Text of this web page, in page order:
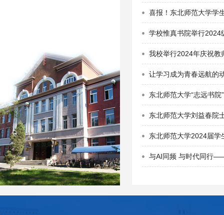
喜报！东北师范大学学
学校惟真书院举行2024
我校举行2024年庆祝教
让学习成为青春远航的
东北师范大学“志远书院
东北师范大学刘益春院
东北师范大学2024届学
与AI同频 与时代同行